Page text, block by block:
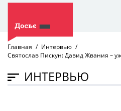
Главная
Интервью
Святослав Пискун: Давид Жвания –
ИНТЕРВЬЮ